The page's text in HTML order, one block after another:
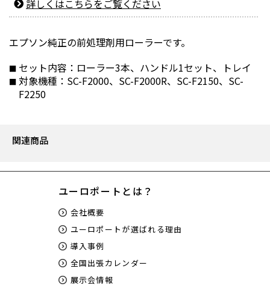
詳しくはこちらをご覧ください
エプソン純正の前処理剤用ローラーです。
セット内容：ローラー3本、ハンドル1セット、トレイ
対象機種：SC-F2000、SC-F2000R、SC-F2150、SC-
F2250
関連商品
ユーロポートとは？
会社概要
ユーロポートが選ばれる理由
導入事例
全国出張カレンダー
展示会情報